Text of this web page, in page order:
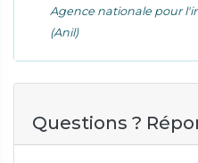
Agence nationale pour
(Anil)
Questions ?